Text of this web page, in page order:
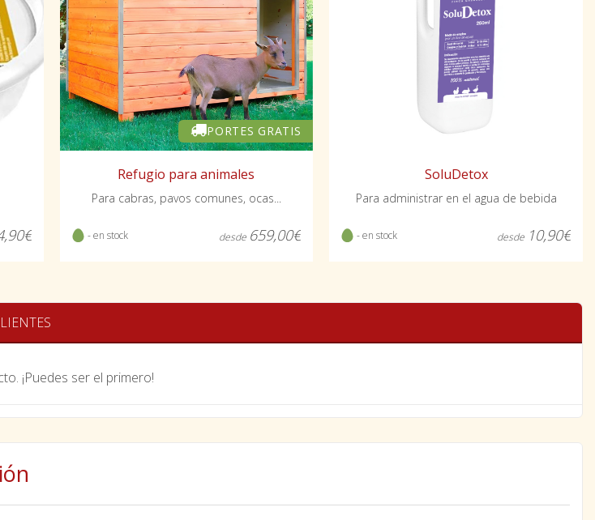
PORTES GRATIS
Refugio para animales
Para cabras, pavos comunes, ocas...
- en stock desde 659,00€
SoluDetox
Para administrar en el agua de bebida
- en stock desde 10,90€
¡Puedes ser el primero!